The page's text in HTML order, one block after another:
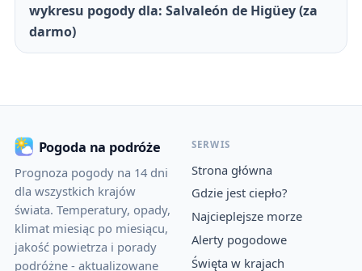
wykresu pogody dla: Salvaleón de Higüey (za
darmo)
Pogoda na podróże
Prognoza pogody na 14 dni
dla wszystkich krajów
świata. Temperatury, opady,
klimat miesiąc po miesiącu,
jakość powietrza i porady
podróżne - aktualizowane
SERWIS
Strona główna
Gdzie jest ciepło?
Najcieplejsze morze
Alerty pogodowe
Święta w krajach